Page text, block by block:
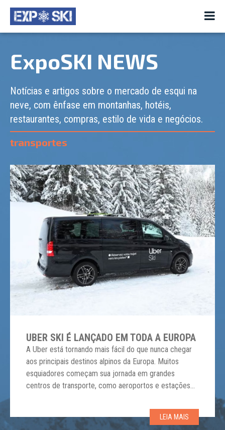
ExpoSKI NEWS
Notícias e artigos sobre o mercado de esqui na
neve, com ênfase em montanhas, hotéis,
restaurantes, compras, estilo de vida e negócios.
transportes
UBER SKI É LANÇADO EM TODA A EUROPA
A Uber está tornando mais fácil do que nunca chegar
aos principais destinos alpinos da Europa. Muitos
esquiadores começam sua jornada em grandes
centros de transporte, como aeroportos e estações
partir de agora, assim que chegarem a um dos sete
países europeus onde a […]
LEIA MAIS